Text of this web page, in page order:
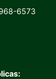
6573